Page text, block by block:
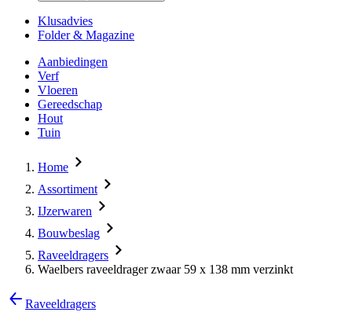
Klusadvies
Folder & Magazine
Aanbiedingen
Verf
Vloeren
Gereedschap
Hout
Tuin
Home
Assortiment
IJzerwaren
Bouwbeslag
Raveeldragers
Waelbers raveeldrager zwaar 59 x 138 mm verzinkt
Raveeldragers